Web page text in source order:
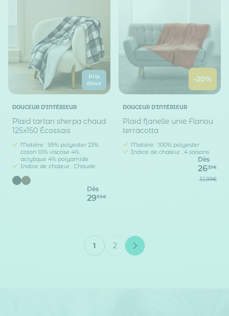
Prix
doux
DOUCEUR D'INTÉRIEUR
Plaid tartan sherpa chaud
125x150 Écossais
Matière : 59% polyester 23%
coton 10% viscose 4%
acrylique 4% polyamide
Indice de chaleur : Chaude
Dès
2999€
-20%
DOUCEUR D'INTÉRIEUR
Plaid flanelle unie Flanou
terracotta
Matière : 100% polyester
Indice de chaleur : 4 saisons
Dès
2639€
32,99€
Vous lisez actuellement la page
1
Page
2